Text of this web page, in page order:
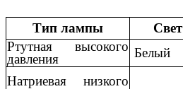
Тип лампы Свет
Ртутная высокого
давления
Белый
Натриевая низкого